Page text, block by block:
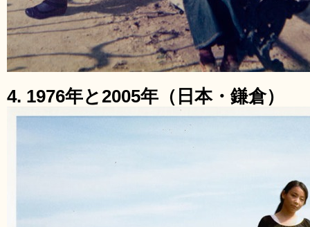
4. 1976年と2005年（日本・鎌倉）